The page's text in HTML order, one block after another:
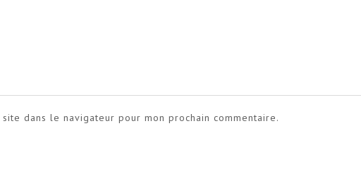
dans le navigateur pour mon prochain commentaire.